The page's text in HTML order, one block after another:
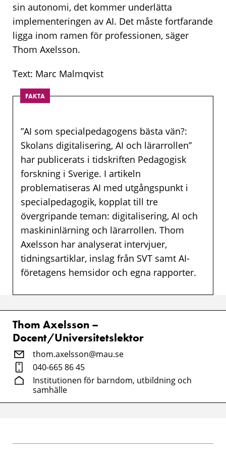
sin autonomi, det kommer underlätta
implementeringen av AI. Det måste fortfarande
ligga inom ramen för professionen, säger
Thom Axelsson.
Text: Marc Malmqvist
FAKTA
”AI som specialpedagogens bästa vän?:
Skolans digitalisering, AI och lärarrollen”
har publicerats i tidskriften Pedagogisk
forskning i Sverige. I artikeln
problematiseras AI med utgångspunkt i
specialpedagogik, kopplat till tre
övergripande teman: digitalisering, AI och
maskininlärning och lärarrollen. Thom
Axelsson har analyserat intervjuer,
tidningsartiklar, inslag från SVT samt AI-
företagens hemsidor och egna rapporter.
Thom Axelsson –
Docent/Universitetslektor
thom.axelsson@mau.se
040-665 86 45
Institutionen för barndom, utbildning och
samhälle